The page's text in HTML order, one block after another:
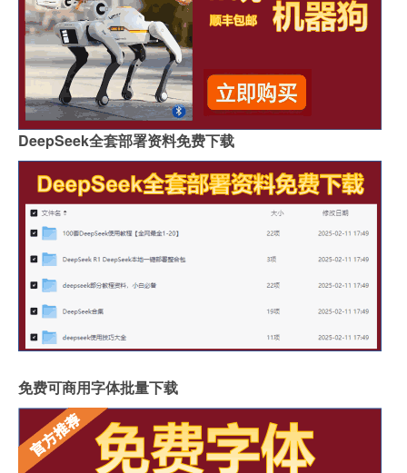
DeepSeek全套部署资料免费下载
免费可商用字体批量下载